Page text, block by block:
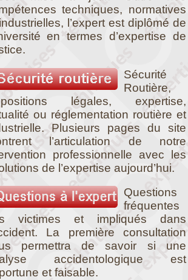
techniques, normatives
l’expert est diplômé de
en termes d’expertise de
Sécurité
Routière,
légales, expertise,
ou réglementation routière et
Plusieurs pages du site
l’articulation de notre
professionnelle avec les
de l’expertise aujourd’hui.
Questions
fréquentes
victimes et impliqués dans
La première consultation
permettra de savoir si une
accidentologique est
et faisable.